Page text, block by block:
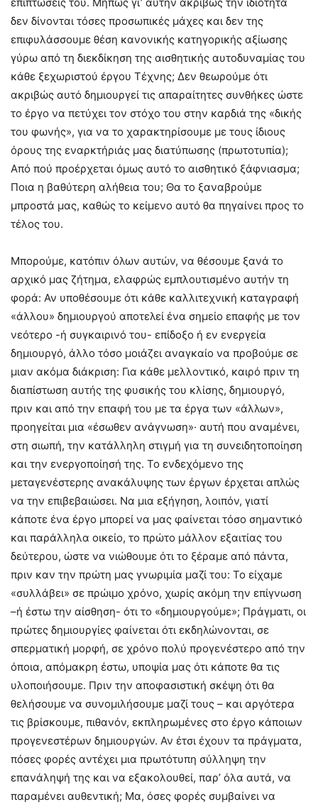
επιπτώσεις του. Μήπως γι’ αυτήν ακριβώς την ιδιότητα
δεν δίνονται τόσες προσωπικές μάχες και δεν της
επιφυλάσσουμε θέση κανονικής κατηγορικής αξίωσης
γύρω από τη διεκδίκηση της αισθητικής αυτοδυναμίας του
κάθε ξεχωριστού έργου Τέχνης; Δεν θεωρούμε ότι
ακριβώς αυτό δημιουργεί τις απαραίτητες συνθήκες ώστε
το έργο να πετύχει τον στόχο του στην καρδιά της «δικής
του φωνής», για να το χαρακτηρίσουμε με τους ίδιους
όρους της εναρκτήριάς μας διατύπωσης (πρωτοτυπία);
Από πού προέρχεται όμως αυτό το αισθητικό ξάφνιασμα;
Ποια η βαθύτερη αλήθεια του; Θα το ξαναβρούμε
μπροστά μας, καθώς το κείμενο αυτό θα πηγαίνει προς το
τέλος του.
Μπορούμε, κατόπιν όλων αυτών, να θέσουμε ξανά το
αρχικό μας ζήτημα, ελαφρώς εμπλουτισμένο αυτήν τη
φορά: Αν υποθέσουμε ότι κάθε καλλιτεχνική καταγραφή
«άλλου» δημιουργού αποτελεί ένα σημείο επαφής με τον
νεότερο -ή συγκαιρινό του- επίδοξο ή εν ενεργεία
δημιουργό, άλλο τόσο μοιάζει αναγκαίο να προβούμε σε
μιαν ακόμα διάκριση: Για κάθε μελλοντικό, καιρό πριν τη
διαπίστωση αυτής της φυσικής του κλίσης, δημιουργό,
πριν και από την επαφή του με τα έργα των «άλλων»,
προηγείται μια «έσωθεν ανάγνωση»· αυτή που αναμένει,
στη σιωπή, την κατάλληλη στιγμή για τη συνειδητοποίηση
και την ενεργοποίησή της. Το ενδεχόμενο της
μεταγενέστερης ανακάλυψης των έργων έρχεται απλώς
να την επιβεβαιώσει. Να μια εξήγηση, λοιπόν, γιατί
κάποτε ένα έργο μπορεί να μας φαίνεται τόσο σημαντικό
και παράλληλα οικείο, το πρώτο μάλλον εξαιτίας του
δεύτερου, ώστε να νιώθουμε ότι το ξέραμε από πάντα,
πριν καν την πρώτη μας γνωριμία μαζί του: Το είχαμε
«συλλάβει» σε πρώιμο χρόνο, χωρίς ακόμη την επίγνωση
–ή έστω την αίσθηση- ότι το «δημιουργούμε»; Πράγματι, οι
πρώτες δημιουργίες φαίνεται ότι εκδηλώνονται, σε
σπερματική μορφή, σε χρόνο πολύ προγενέστερο από την
όποια, απόμακρη έστω, υποψία μας ότι κάποτε θα τις
υλοποιήσουμε. Πριν την αποφασιστική σκέψη ότι θα
θελήσουμε να συνομιλήσουμε μαζί τους – και αργότερα
τις βρίσκουμε, πιθανόν, εκπληρωμένες στο έργο κάποιων
προγενεστέρων δημιουργών. Αν έτσι έχουν τα πράγματα,
πόσες φορές αντέχει μια πρωτότυπη σύλληψη την
επανάληψή της και να εξακολουθεί, παρ’ όλα αυτά, να
παραμένει αυθεντική; Μα, όσες φορές συμβαίνει να